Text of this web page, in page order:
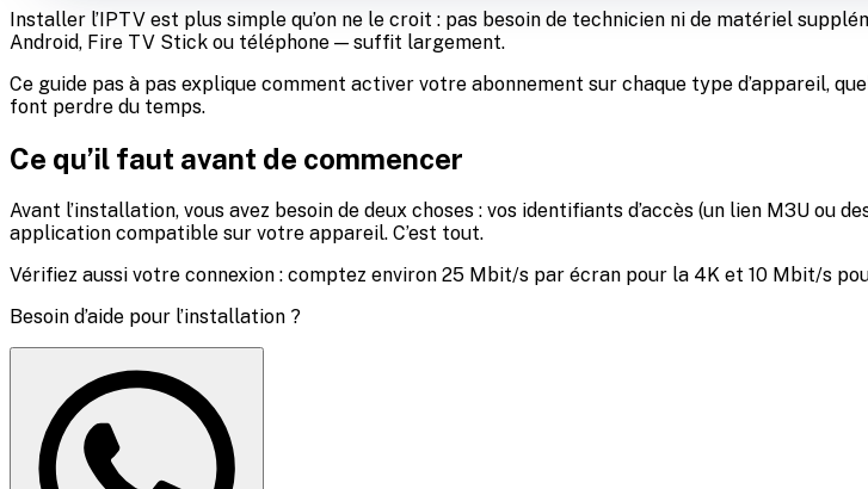
Installer l’IPTV est plus simple qu’on ne le croit : pas besoin de technicien ni de matériel
Android, Fire TV Stick ou téléphone — suffit largement.
Ce guide pas à pas explique comment activer votre abonnement sur chaque type d’appareil,
font perdre du temps.
Ce qu’il faut avant de commencer
Avant l’installation, vous avez besoin de deux choses : vos identifiants d’accès (un lien M3U ou
application compatible sur votre appareil. C’est tout.
Vérifiez aussi votre connexion : comptez environ 25 Mbit/s par écran pour la 4K et 10 Mbit/s
Besoin d’aide pour l’installation ?